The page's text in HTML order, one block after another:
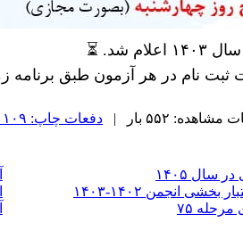
شد. ⏳
۵۵۲ بار | دفعات چاپ: ۱۰۹ بار
۱۴۰۵
انجمن ۱۴۰۲-۱۴۰۳
۷۵